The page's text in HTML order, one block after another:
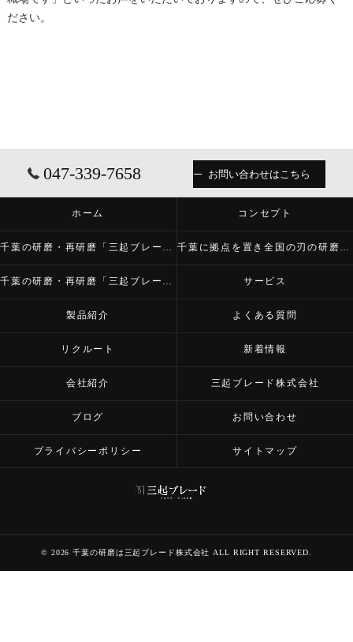
ださい。
047-339-7658 お問い合わせはこちら
ホーム コンセプト
千葉の研磨・再研磨「三起ブレード株式会社」について 千葉に拠点を置き全国の刃の研磨・再研磨をする「三起ブレード株式会社」が必要とされる理由
千葉の研磨・再研磨「三起ブレード株式会社」の内容について サービス
製品紹介 よくある質問
リクルート 新着情報
会社紹介 三起ブレード株式会社
ブログ お問い合わせ
プライバシーポリシー サイトマップ
© 2026 千葉の研磨は三起ブレード株式会社 ALL RIGHT RESERVED.